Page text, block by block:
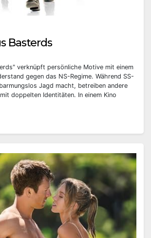
Basterds
verknüpft persönliche Motive mit einem
gegen das NS-Regime. Während SS-
Jagd macht, betreiben andere
doppelten Identitäten. In einem Kino